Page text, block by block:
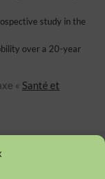
study in the
over a 20-year
« Santé et